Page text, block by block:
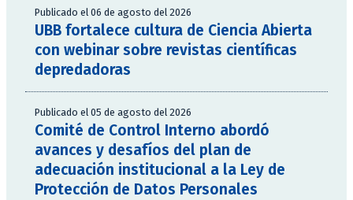
Publicado el 06 de agosto del 2026
UBB fortalece cultura de Ciencia Abierta
con webinar sobre revistas científicas
depredadoras
Publicado el 05 de agosto del 2026
Comité de Control Interno abordó
avances y desafíos del plan de
adecuación institucional a la Ley de
Protección de Datos Personales